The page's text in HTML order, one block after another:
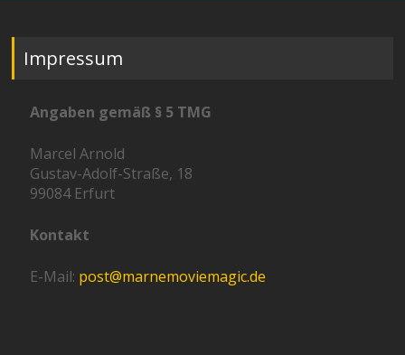
Impressum
Angaben gemäß § 5 TMG
Marcel Arnold
Gustav-Adolf-Straße, 18
99084 Erfurt
Kontakt
E-Mail: post@marnemoviemagic.de